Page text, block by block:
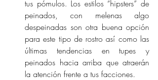
tus pómulos. Los estilos “hipsters” de
peinados, con melenas algo
despeinadas son otra buena opción
para este tipo de rostro así como las
últimas tendencias en tupes y
peinados hacia arriba que atraerán
la atención frente a tus facciones.